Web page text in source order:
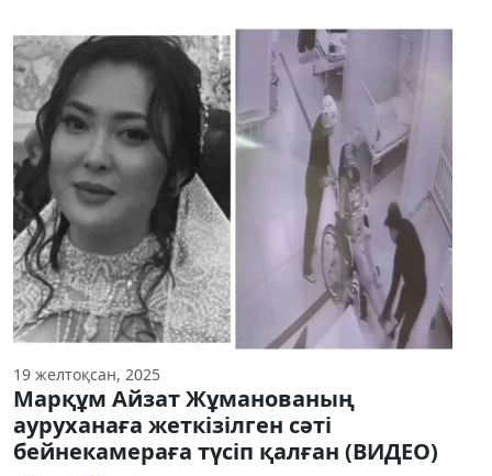
19 желтоқсан, 2025
Марқұм Айзат Жұманованың
ауруханаға жеткізілген сәті
бейнекамераға түсіп қалған (ВИДЕО)